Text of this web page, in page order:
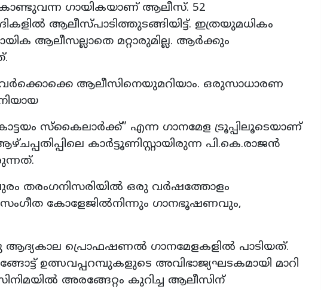
ഗായികയാണ് ആലീസ്. 52
ആലീസ്പാടിത്തുടങ്ങിയിട്ട്. ഇത്രയുമധികം
ആലീസല്ലാതെ മറ്റാരുമില്ല. ആർക്കും
ആലീസിനെയുമറിയാം. ഒരുസാധാരണ
സ്കൈലാർക്ക്” എന്ന ഗാനമേള ട്രൂപ്പിലൂടെയാണ്
കാർട്ടൂണിസ്റ്റായിരുന്ന പി.കെ.രാജൻ
തരംഗനിസരിയിൽ ഒരു വർഷത്തോളം
സംഗീത കോളേജിൽനിന്നും ഗാനഭൂഷണവും,
ആദ്യകാല പ്രൊഫഷണൽ ഗാനമേളകളിൽ പാടിയത്.
ഉത്സവപ്പറമ്പുകളുടെ അവിഭാജ്യഘടകമായി മാറി
അരങ്ങേറ്റം കുറിച്ച ആലീസിന്